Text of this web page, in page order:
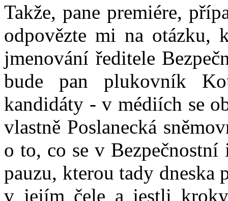
Takže, pane premiére,
odpovězte mi na otázku,
jmenování ředitele
bude pan plukovník
kandidáty - v médiích se
vlastně Poslanecká
o to, co se v
pauzu, kterou tady dneska
v jejím čele a jestli